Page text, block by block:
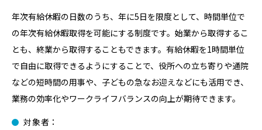
年次有給休暇の⽇数のうち、年に5日を限度として、時間単位で
の年次有給休暇取得を可能にする制度です。始業から取得するこ
とも、終業から取得することもできます。有給休暇を1時間単位
で⾃由に取得できるようにすることで、役所への⽴ち寄りや通院
などの短時間の⽤事や、⼦どもの急なお迎えなどにも活⽤でき、
業務の効率化やワークライフバランスの向上が期待できます。
対象者：